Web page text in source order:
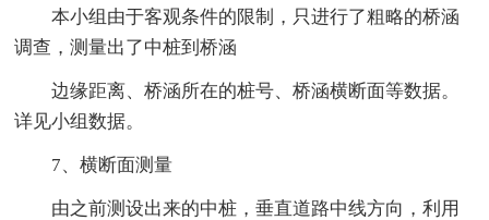
本小组由于客观条件的限制，只进行了粗略的桥涵
调查，测量出了中桩到桥涵
边缘距离、桥涵所在的桩号、桥涵横断面等数据。
详见小组数据。
7、横断面测量
由之前测设出来的中桩，垂直道路中线方向，利用